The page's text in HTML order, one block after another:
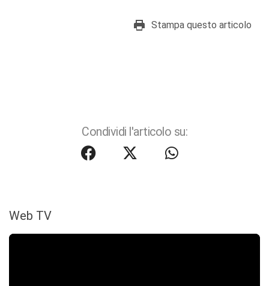
Stampa questo articolo
Condividi l'articolo su:
Web TV